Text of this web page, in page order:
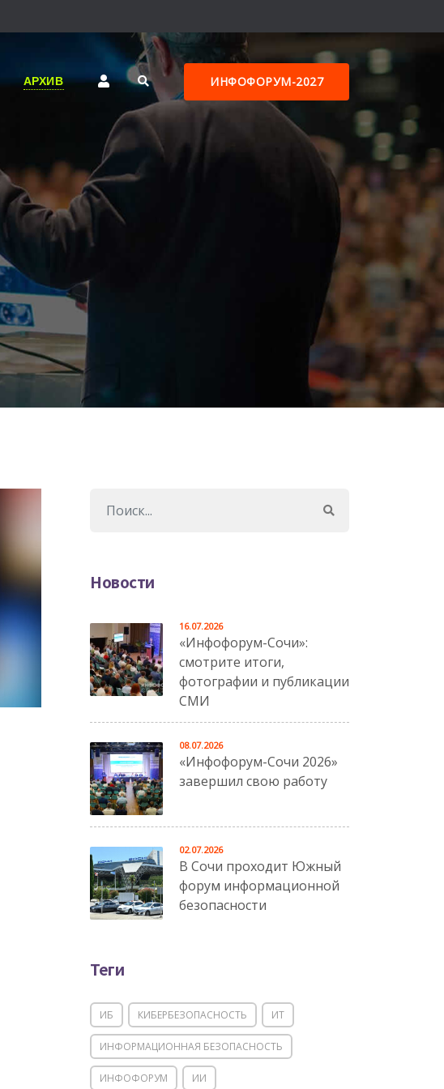
АРХИВ ИНФОФОРУМ-2027
Новости
«Инфофорум-Сочи»:
смотрите итоги,
фотографии и публикации
СМИ
16.07.2026
«Инфофорум-Сочи 2026»
завершил свою работу
08.07.2026
В Сочи проходит Южный
форум информационной
безопасности
02.07.2026
Теги
ИБ КИБЕРБЕЗОПАСНОСТЬ ИТ
ИНФОРМАЦИОННАЯ БЕЗОПАСНОСТЬ
ИНФОФОРУМ ИИ